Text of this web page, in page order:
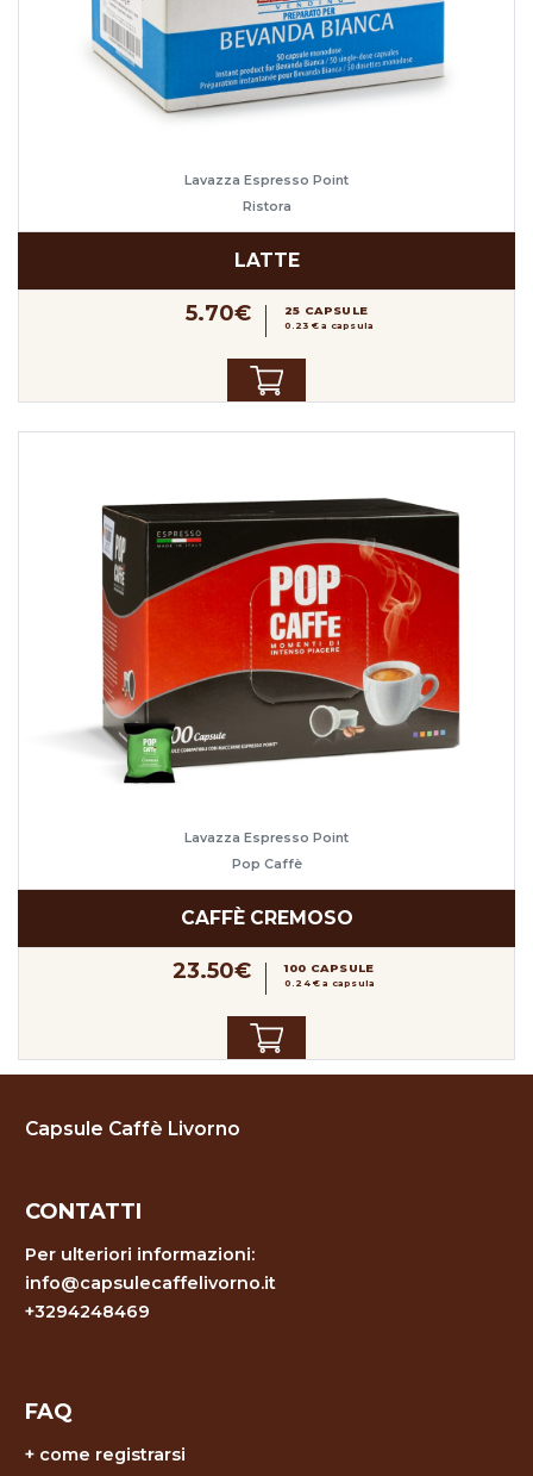
Lavazza Espresso Point
Ristora
LATTE
5.70€ 25 CAPSULE
0.23 € a capsula
Lavazza Espresso Point
Pop Caffè
CAFFÈ CREMOSO
23.50€ 100 CAPSULE
0.24 € a capsula
Capsule Caffè Livorno
CONTATTI
Per ulteriori informazioni:
info@capsulecaffelivorno.it
+3294248469
FAQ
+ come registrarsi